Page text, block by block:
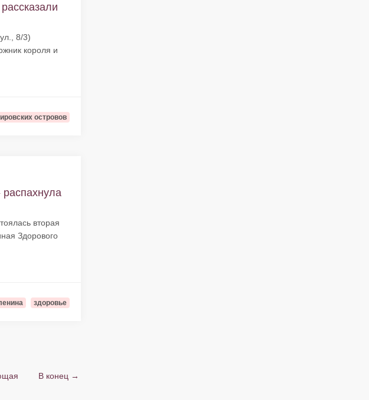
8/3)
короля и
островов
распахнула
вторая
Здорового
здоровье
В конец →